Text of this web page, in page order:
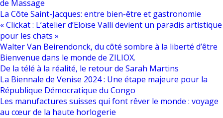
de Massage
La Côte Saint-Jacques: entre bien-être et gastronomie
« Clickat : L’atelier d’Eloïse Valli devient un paradis artistique
pour les chats »
Walter Van Beirendonck, du côté sombre à la liberté d’être
Bienvenue dans le monde de ZILIOX.
De la télé à la réalité, le retour de Sarah Martins
La Biennale de Venise 2024 : Une étape majeure pour la
République Démocratique du Congo
Les manufactures suisses qui font rêver le monde : voyage
au cœur de la haute horlogerie